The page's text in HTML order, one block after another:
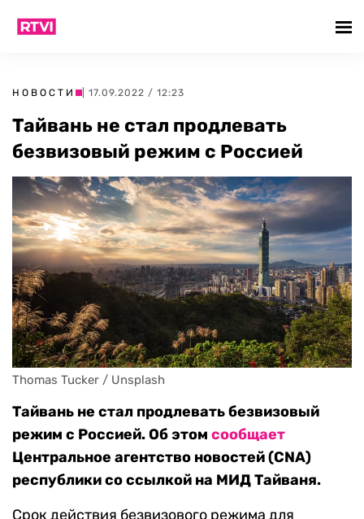
НОВОСТИ | 17.09.2022 / 12:23
Тайвань не стал продлевать
безвизовый режим с Россией
Thomas Tucker / Unsplash
Тайвань не стал продлевать безвизовый
режим с Россией. Об этом сообщает
Центральное агентство новостей (CNA)
республики со ссылкой на МИД Тайваня.
Срок действия безвизового режима для